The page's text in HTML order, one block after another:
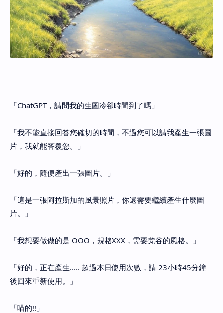
「ChatGPT，請問我的生圖冷卻時間到了嗎」
「我不能直接回答您確切的時間，不過您可以請我產生一張圖
片，我就能答覆您。」
「好的，隨便產出一張圖片。」
「這是一張阿拉斯加的風景照片，你還需要繼續產生什麼圖
片。」
「我想要做做的是 OOO，規格XXX，需要梵谷的風格。」
「好的，正在產生..... 超過本日使用次數，請 23小時45分鐘
後回來重新使用。」
「喵的!!」